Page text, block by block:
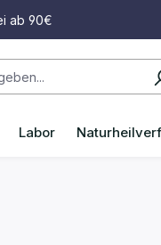
ab 90€
Labor